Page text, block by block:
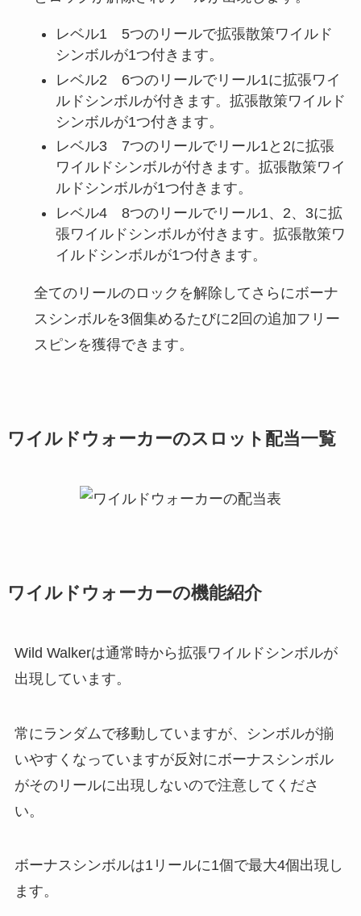
レベル1 5つのリールで拡張散策ワイルド
シンボルが1つ付きます。
レベル2 6つのリールでリール1に拡張ワイ
ルドシンボルが付きます。拡張散策ワイルド
シンボルが1つ付きます。
レベル3 7つのリールでリール1と2に拡張
ワイルドシンボルが付きます。拡張散策ワイ
ルドシンボルが1つ付きます。
レベル4 8つのリールでリール1、2、3に拡
張ワイルドシンボルが付きます。拡張散策ワ
イルドシンボルが1つ付きます。
全てのリールのロックを解除してさらにボーナ
スシンボルを3個集めるたびに2回の追加フリー
スピンを獲得できます。
ワイルドウォーカーのスロット配当一覧
ワイルドウォーカーの機能紹介
Wild Walkerは通常時から拡張ワイルドシンボルが
出現しています。
常にランダムで移動していますが、シンボルが揃
いやすくなっていますが反対にボーナスシンボル
がそのリールに出現しないので注意してくださ
い。
ボーナスシンボルは1リールに1個で最大4個出現し
ます。